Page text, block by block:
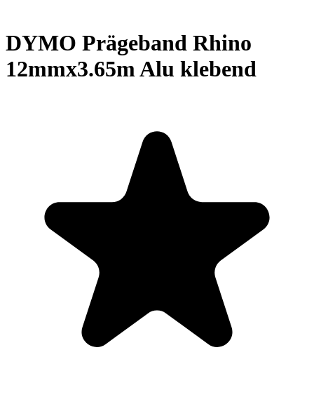
DYMO Prägeband Rhino
12mmx3.65m Alu klebend